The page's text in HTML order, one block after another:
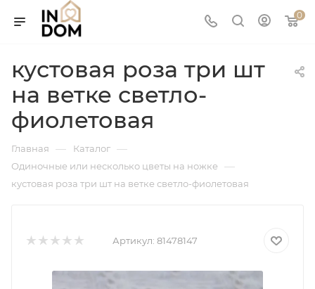
0
кустовая роза три шт
на ветке светло-
фиолетовая
Главная — Каталог —
Одиночные или несколько цветы на ножке —
кустовая роза три шт на ветке светло-фиолетовая
Артикул: 81478147